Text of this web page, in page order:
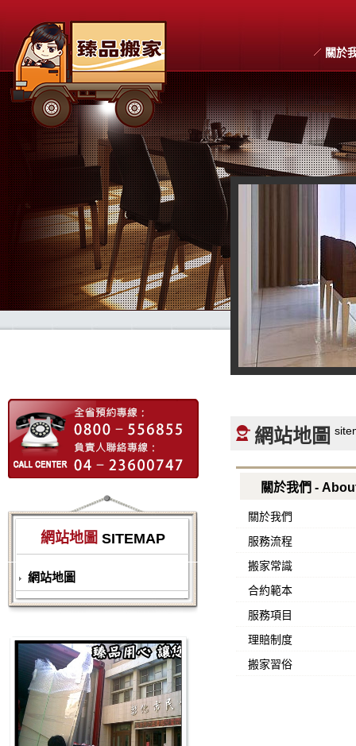
關於
搬家
網站地圖 SITEMAP
網站地圖
網站地圖
關於我們 -
關於我們
服務流程
搬家常識
合約範本
服務項目
理賠制度
搬家習俗